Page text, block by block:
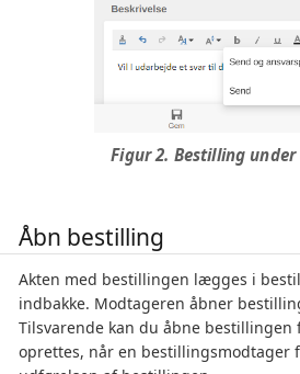
Figur 2. Bestilling
Åbn bestilling
Akten med bestillingen lægges i
indbakke. Modtageren åbner
Tilsvarende kan du åbne bestillingen
oprettes, når en bestillingsmodtager